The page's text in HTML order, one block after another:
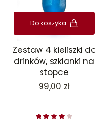
Do koszyka
Zestaw 4 kieliszki
drinków, szklanki na
stopce
Cena
99,00 zł